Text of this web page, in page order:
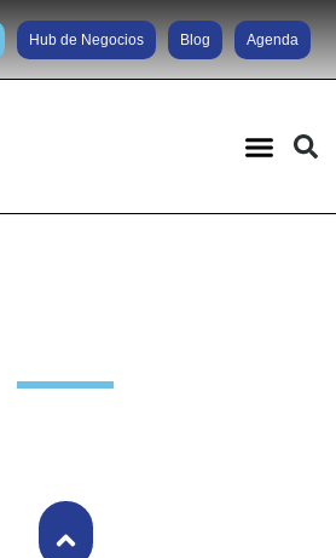
Hub de Negocios Blog Agenda